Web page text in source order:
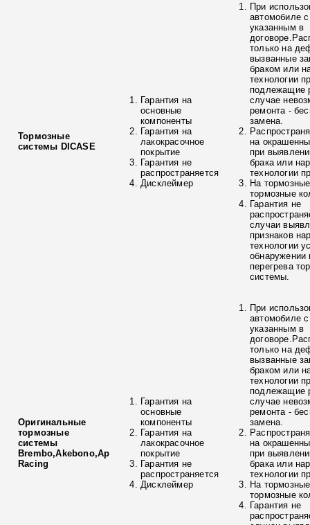
Тормозные
системы DICASE
Гарантия на
основные
компоненты
Гарантия на
лакокрасочное
покрытие
Гарантия не
распространяется
Дисклеймер
При
автомобиле
указанным в
только на
вызванные
браком или
технологии
подлежащие
случае
ремонта -
замена.
на
при
брака или
технологии
На
тормозные
Гарантия не
случаи
признаков
технологии
обнаружении
перегрева
системы.
Оригинальные
тормозные
системы
Brembo,Akebono,Ap
Racing
Гарантия на
основные
компоненты
Гарантия на
лакокрасочное
покрытие
Гарантия не
распространяется
Дисклеймер
При
автомобиле
указанным в
только на
вызванные
браком или
технологии
подлежащие
случае
ремонта -
замена.
на
при
брака или
технологии
На
тормозные
Гарантия не